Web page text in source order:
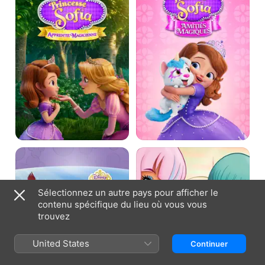
apprentie
magicienne
Amitiés
magiques
Princesse
Il
était
une
fois
princesse
Regal
Academy
Sélectionnez un autre pays pour afficher le
contenu spécifique du lieu où vous vous
trouvez
United States Continuer